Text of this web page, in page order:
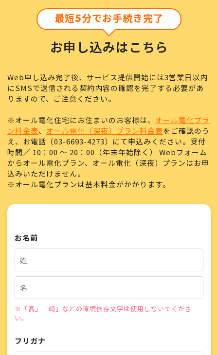
最短5分でお手続き完了
お申し込みはこちら
Web申し込み完了後、サービス提供開始には3営業日以内
にSMSで送信される契約内容の確認を完了する必要があ
りますので、ご注意ください。
※オール電化住宅にお住まいのお客様は、 オール電化プラ
ン料金表、 オール電化（深夜）プラン料金表をご確認のう
え、お電話（03-6693-4273）にて申込みください。受付
時間／ 10：00 ～ 20：00（年末年始除く） Webフォーム
からオール電化プラン、オール電化（深夜）プランはお申
込みいただけません。
※オール電化プランは基本料金がかかります。
お名前
※「髙」「﨑」などの環境依存文字は使用しないでくださ
い。
フリガナ